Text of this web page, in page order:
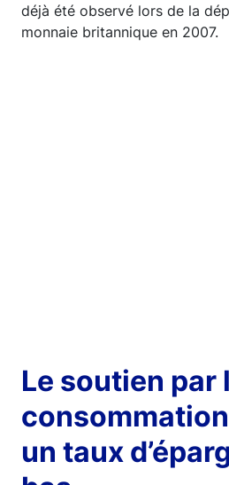
déjà été observé lors de la
monnaie britannique en 2007.
Le soutien par
un taux